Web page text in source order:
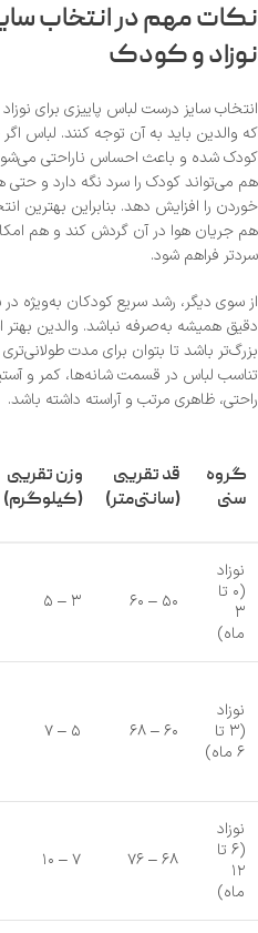
نکات مهم در انتخاب
نوزاد و کودک
انتخاب سایز درست لباس پاییزی برای
که والدین باید به آن توجه کنند. لباس
کودک شده و باعث احساس ناراحتی
هم می‌تواند کودک را سرد نگه دارد و حتی
خوردن را افزایش دهد. بنابراین بهترین
هم جریان هوا در آن گردش کند و هم
سردتر فراهم شود.
از سوی دیگر، رشد سریع کودکان به‌ویژه
دقیق همیشه به‌صرفه نباشد. والدین
بزرگ‌تر باشد تا بتوان برای مدت
تناسب لباس در قسمت شانه‌ها، کمر و
راحتی، ظاهری مرتب و آراسته داشته باشد.
گروه
سنی
قد تقریبی
(سانتی‌متر)
وزن تقریبی
(کیلوگرم)
نوزاد
(۰ تا
۳
ماه)
۵۰ – ۶۰ ۳ – ۵
نوزاد
(۳ تا
۶ ماه)
۶۰ – ۶۸ ۵ – ۷
نوزاد
(۶ تا
۱۲
ماه)
۶۸ – ۷۶ ۷ – ۱۰